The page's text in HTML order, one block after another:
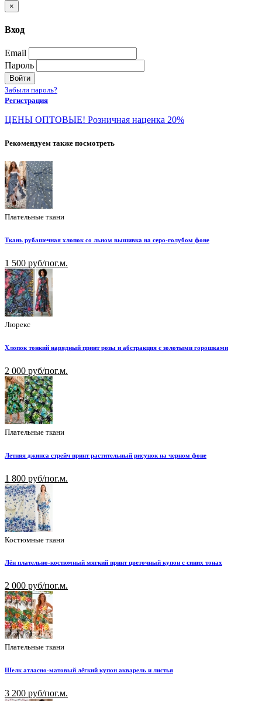
×
Вход
Email
Пароль
Войти
Забыли пароль?
Регистрация
ЦЕНЫ ОПТОВЫЕ! Розничная наценка 20%
Рекомендуем также посмотреть
Плательные ткани
Ткань рубашечная хлопок со льном вышивка на серо-голубом фоне
1 500 руб/пог.м.
Люрекс
Хлопок тонкий нарядный принт розы и абстракция с золотыми горошками
2 000 руб/пог.м.
Плательные ткани
Летняя джинса стрейч принт растительный рисунок на черном фоне
1 800 руб/пог.м.
Костюмные ткани
Лён плательно-костюмный мягкий принт цветочный купон с синих тонах
2 000 руб/пог.м.
Плательные ткани
Шелк атласно-матовый лёгкий купон акварель и листья
3 200 руб/пог.м.